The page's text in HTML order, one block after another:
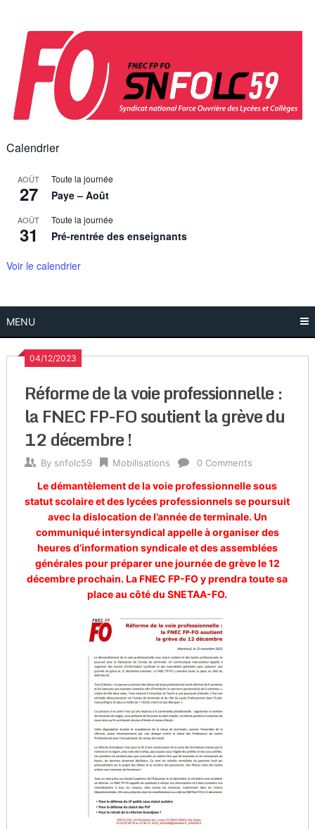
content
Calendrier
AOÛT
27
Toute la journée
Paye – Août
AOÛT
31
Toute la journée
Pré-rentrée des enseignants
Voir le calendrier
MENU
04/12/2023
Réforme de la voie professionnelle :
la FNEC FP-FO soutient la grève du
12 décembre !
By snfolc59 Mobilisations 0 Comments
Le démantèlement de la voie professionnelle sous
statut scolaire et des lycées professionnels se poursuit
avec la dislocation de l’année de terminale. Un
communiqué intersyndical appelle à organiser des
heures d’information syndicale et des assemblées
générales pour préparer une journée de grève le 12
décembre prochain. La FNEC FP-FO y prendra toute sa
place au côté du SNETAA-FO.